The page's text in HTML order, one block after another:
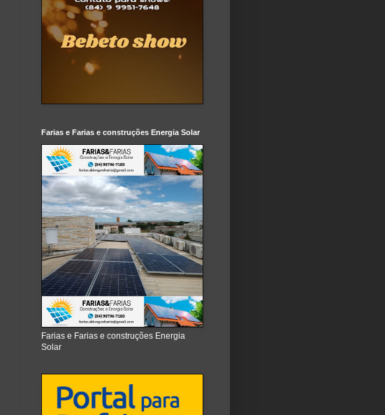
Farias e Farias e construções Energia Solar
Farias e Farias e construções Energia
Solar